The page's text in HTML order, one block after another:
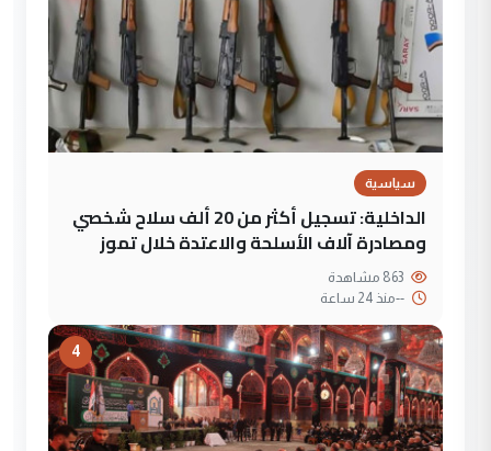
سياسية
الداخلية: تسجيل أكثر من 20 ألف سلاح شخصي
ومصادرة آلاف الأسلحة والاعتدة خلال تموز
--منذ 24 ساعة
4